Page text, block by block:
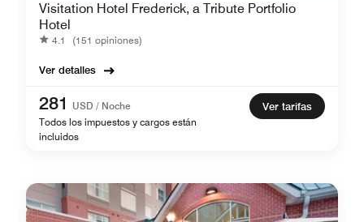
Visitation Hotel Frederick, a Tribute Portfolio
Hotel
4.1 (151 opiniones)
Ver detalles
281
USD / Noche
Todos los impuestos y cargos están
incluidos
Ver tarifas